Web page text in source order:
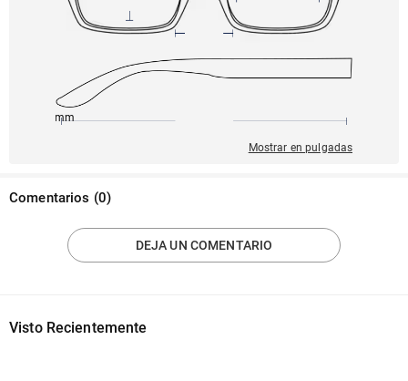
145mm
Mostrar en pulgadas
Comentarios (0)
DEJA UN COMENTARIO
Visto Recientemente